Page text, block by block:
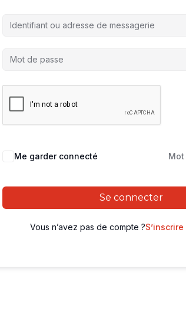
Me garder connecté
Se connecter
Vous n’avez pas de compte ?